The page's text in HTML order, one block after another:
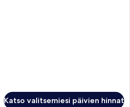
Katso valitsemiesi päivien hinnat